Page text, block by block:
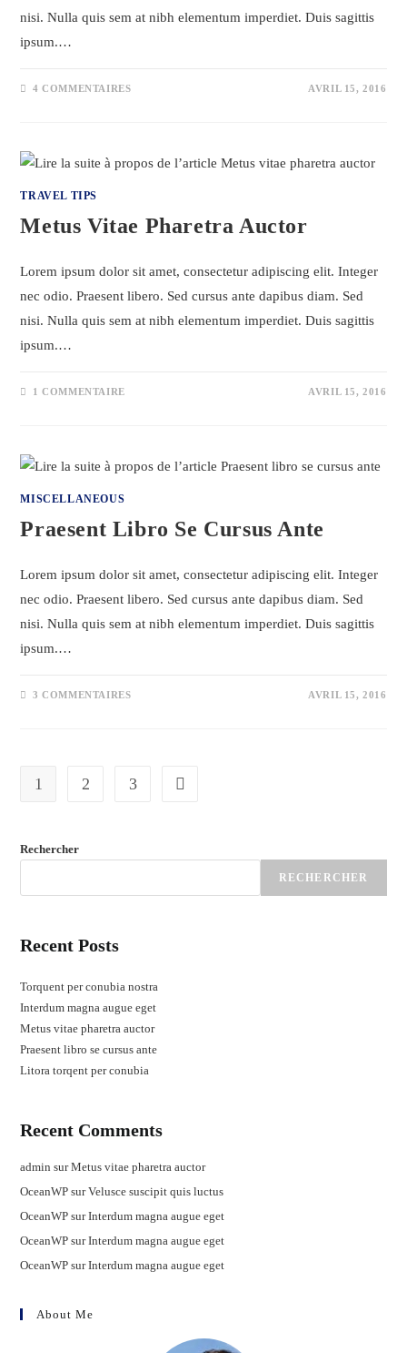
nisi. Nulla quis sem at nibh elementum imperdiet. Duis sagittis
ipsum.…
4 COMMENTAIRES AVRIL 15, 2016
TRAVEL TIPS
Metus Vitae Pharetra Auctor
Lorem ipsum dolor sit amet, consectetur adipiscing elit. Integer
nec odio. Praesent libero. Sed cursus ante dapibus diam. Sed
nisi. Nulla quis sem at nibh elementum imperdiet. Duis sagittis
ipsum.…
1 COMMENTAIRE AVRIL 15, 2016
MISCELLANEOUS
Praesent Libro Se Cursus Ante
Lorem ipsum dolor sit amet, consectetur adipiscing elit. Integer
nec odio. Praesent libero. Sed cursus ante dapibus diam. Sed
nisi. Nulla quis sem at nibh elementum imperdiet. Duis sagittis
ipsum.…
3 COMMENTAIRES AVRIL 15, 2016
1 2 3
Rechercher
RECHERCHER
Recent Posts
Torquent per conubia nostra
Interdum magna augue eget
Metus vitae pharetra auctor
Praesent libro se cursus ante
Litora torqent per conubia
Recent Comments
admin surMetus vitae pharetra auctor
OceanWP surVelusce suscipit quis luctus
OceanWP surInterdum magna augue eget
OceanWP surInterdum magna augue eget
OceanWP surInterdum magna augue eget
About Me